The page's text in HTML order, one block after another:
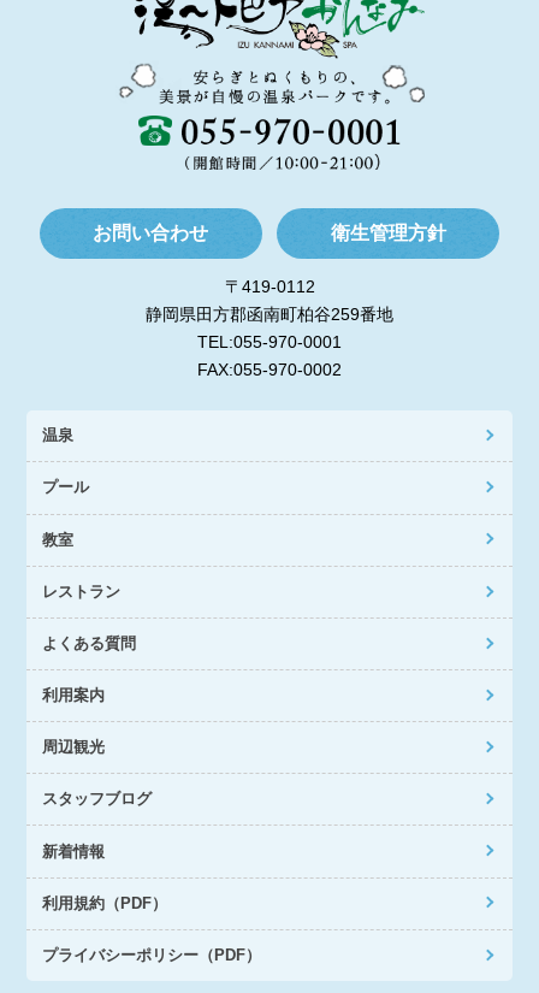
お問い合わせ 衛生管理方針
〒419-0112
静岡県田方郡函南町柏谷259番地
TEL:055-970-0001
FAX:055-970-0002
温泉
プール
教室
レストラン
よくある質問
利用案内
周辺観光
スタッフブログ
新着情報
利用規約（PDF）
プライバシーポリシー（PDF）